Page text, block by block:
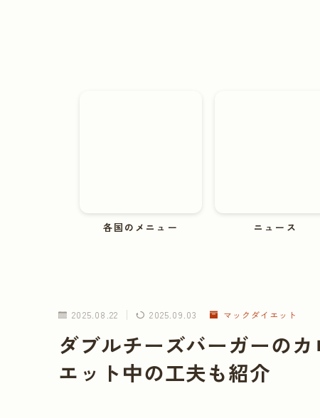
各国のメニュー ニュース
2025.08.22 2025.09.03 マックダイエット
ダブルチーズバーガーの
エット中の工夫も紹介